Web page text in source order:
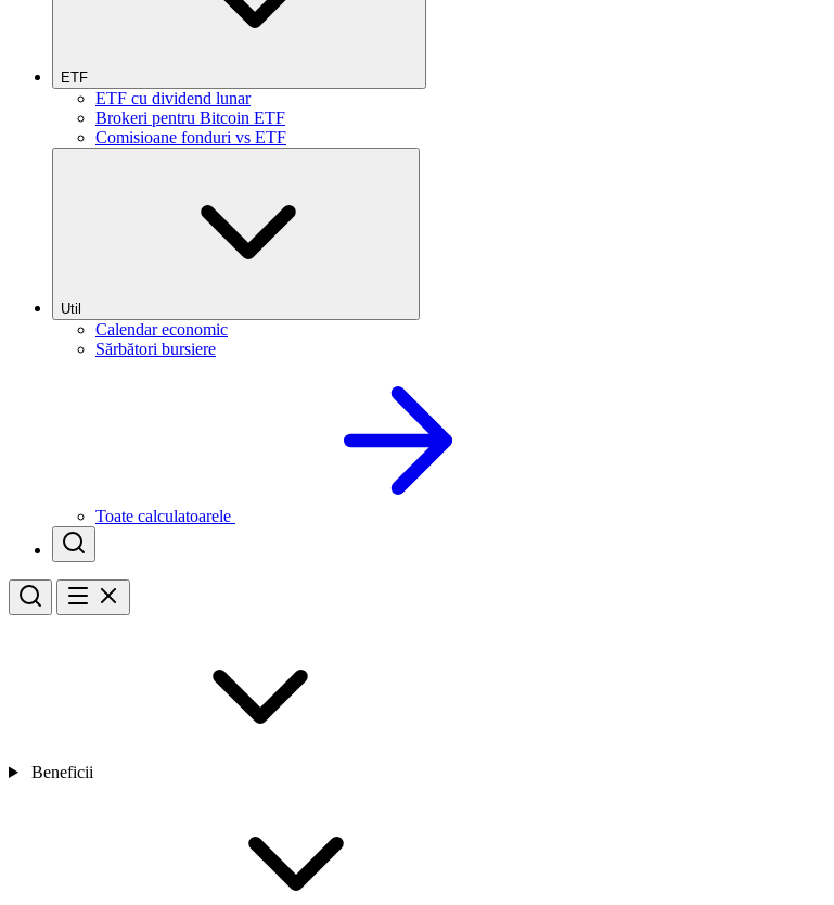
ETF
ETF cu dividend lunar
Brokeri pentru Bitcoin ETF
Comisioane fonduri vs ETF
Util
Calendar economic
Sărbători bursiere
Toate calculatoarele
Beneficii